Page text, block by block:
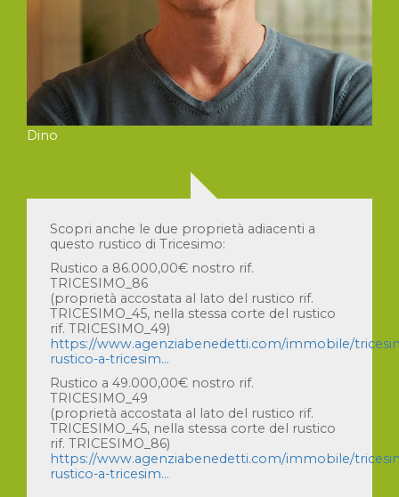
Dino
Scopri anche le due proprietà adiacenti a
questo rustico di Tricesimo:
Rustico a 86.000,00€ nostro rif.
TRICESIMO_86
(proprietà accostata al lato del rustico rif.
TRICESIMO_45, nella stessa corte del rustico
rif. TRICESIMO_49)
https://www.agenziabenedetti.com/immobile/
rustico-a-tricesim...
Rustico a 49.000,00€ nostro rif.
TRICESIMO_49
(proprietà accostata al lato del rustico rif.
TRICESIMO_45, nella stessa corte del rustico
rif. TRICESIMO_86)
https://www.agenziabenedetti.com/immobile/
rustico-a-tricesim...